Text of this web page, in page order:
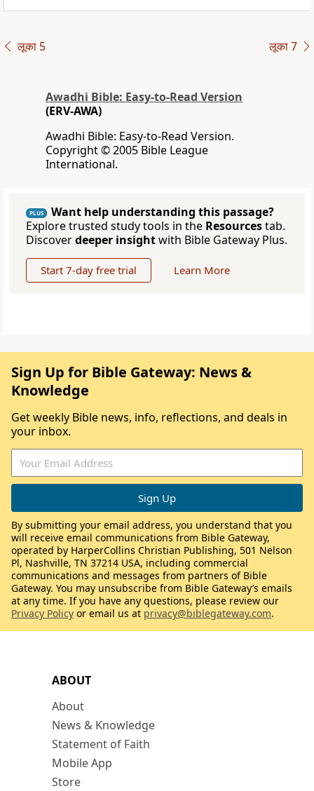
लूका 5 लूका 7
Awadhi Bible: Easy-to-Read Version
(ERV-AWA)
Awadhi Bible: Easy-to-Read Version.
Copyright © 2005 Bible League
International.
PLUS
Want help understanding this passage?
Explore trusted study tools in the Resourcestab.
Discoverdeeper insightwith Bible Gateway Plus.
Start 7-day free trial Learn More
ABOUT
About
News & Knowledge
Statement of Faith
Mobile App
Store
Sign Up for Bible Gateway: News &
Knowledge
Get weekly Bible news, info, reflections, and deals in
your inbox.
By submitting your email address, you understand that you
will receive email communications from Bible Gateway,
operated by HarperCollins Christian Publishing, 501 Nelson
Pl, Nashville, TN 37214 USA, including commercial
communications and messages from partners of Bible
Gateway. You may unsubscribe from Bible Gateway’s emails
at any time. If you have any questions, please review our
Privacy Policy or email us at privacy@biblegateway.com.